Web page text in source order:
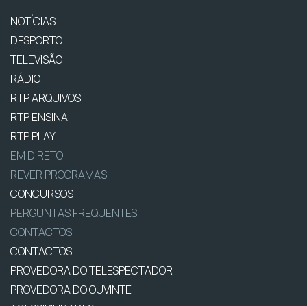
NOTÍCIAS
DESPORTO
TELEVISÃO
RÁDIO
RTP ARQUIVOS
RTP ENSINA
RTP PLAY
EM DIRETO
REVER PROGRAMAS
CONCURSOS
PERGUNTAS FREQUENTES
CONTACTOS
CONTACTOS
PROVEDORA DO TELESPECTADOR
PROVEDORA DO OUVINTE